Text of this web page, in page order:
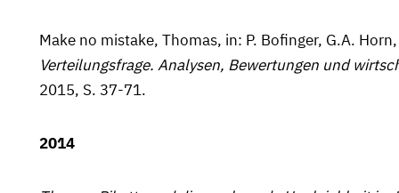
Make no mistake, Thomas, in: P. Bofinger, G.A.
Verteilungs­frage. Analysen, Bewertungen und
2015, S. 37-71.
2014